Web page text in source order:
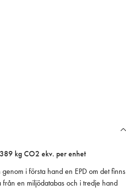
kg CO2 ekv. per enhet
i första hand en EPD om det finns
en miljödatabas och i tredje hand